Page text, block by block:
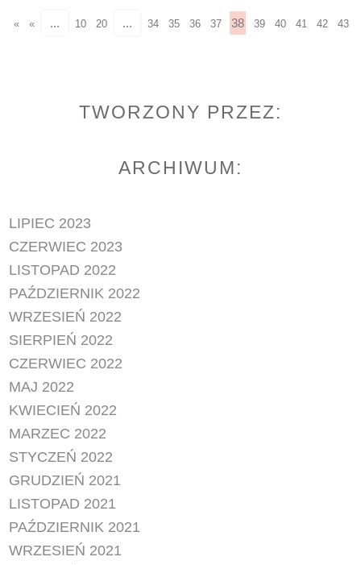
« « ... 10 20 ... 34 35 36 37 38 39 40 41 42 43
TWORZONY PRZEZ:
ARCHIWUM:
LIPIEC 2023
CZERWIEC 2023
LISTOPAD 2022
PAŹDZIERNIK 2022
WRZESIEŃ 2022
SIERPIEŃ 2022
CZERWIEC 2022
MAJ 2022
KWIECIEŃ 2022
MARZEC 2022
STYCZEŃ 2022
GRUDZIEŃ 2021
LISTOPAD 2021
PAŹDZIERNIK 2021
WRZESIEŃ 2021